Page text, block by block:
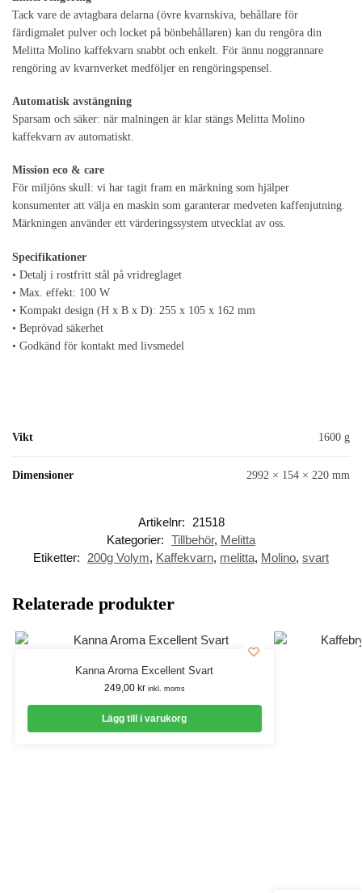
Tack vare de avtagbara delarna (övre kvarnskiva, behållare för
färdigmalet pulver och locket på bönbehållaren) kan du rengöra din
Melitta Molino kaffekvarn snabbt och enkelt. För ännu noggrannare
rengöring av kvarnverket medföljer en rengöringspensel.
Automatisk avstängning
Sparsam och säker: när malningen är klar stängs Melitta Molino
kaffekvarn av automatiskt.
Mission eco & care
För miljöns skull: vi har tagit fram en märkning som hjälper
konsumenter att välja en maskin som garanterar medveten kaffenjutning.
Märkningen använder ett värderingssystem utvecklat av oss.
Specifikationer
• Detalj i rostfritt stål på vridreglaget
• Max. effekt: 100 W
• Kompakt design (H x B x D): 255 x 105 x 162 mm
• Beprövad säkerhet
• Godkänd för kontakt med livsmedel
Vikt 1600 g
Dimensioner 2992 × 154 × 220 mm
Artikelnr:
21518
Kategorier: Tillbehör, Melitta
Etiketter:
200g Volym, Kaffekvarn, melitta, Molino, svart
Relaterade produkter
Kanna Aroma Excellent Svart
249,00 kr inkl. moms
Lägg till i varukorg